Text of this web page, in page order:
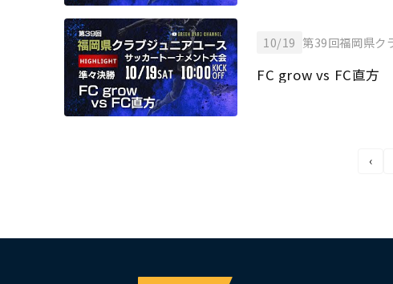
10/19 第39回福岡県ク
FC grow vs FC直方
‹